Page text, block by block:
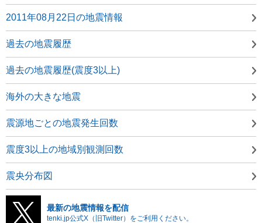
2011年08月22日の地震情報
過去の地震履歴
過去の地震履歴(震度3以上)
海外の大きな地震
震源地ごとの地震発生回数
震度3以上の地域別観測回数
震央分布図
最新の地震情報を配信
tenki.jp公式X（旧Twitter）をご利用ください。